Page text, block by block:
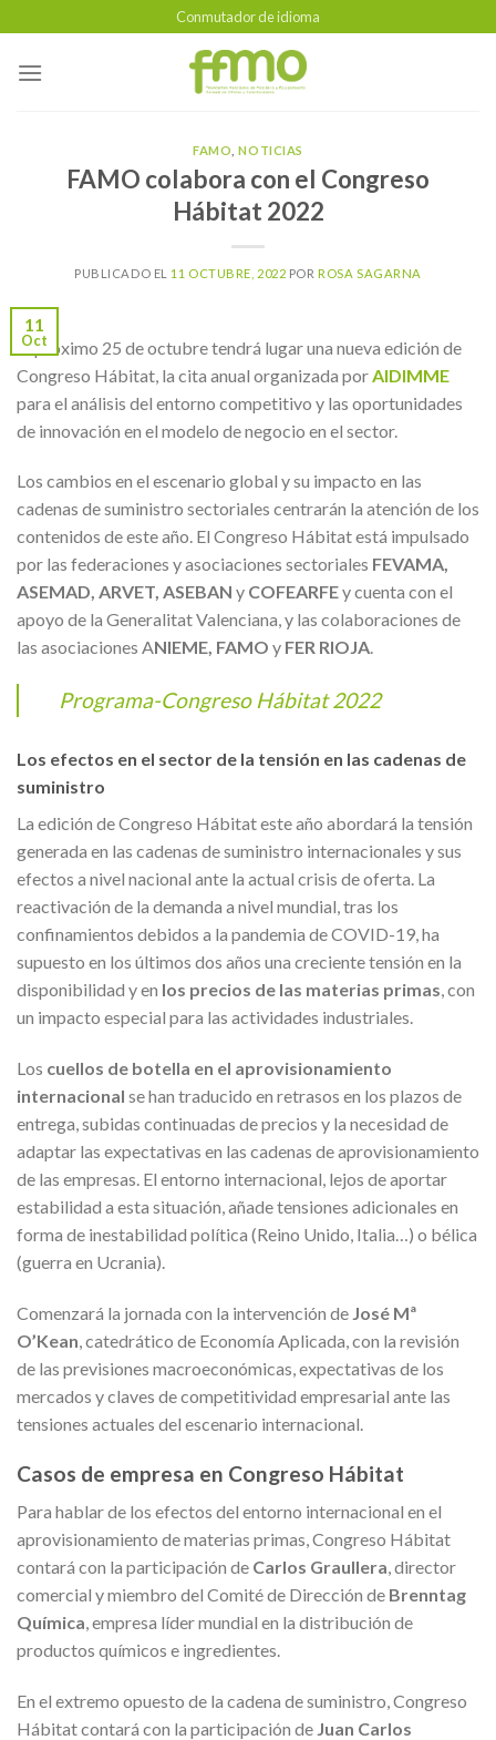
content
Conmutador de idioma
FAMO ,NOTICIAS
FAMO colabora con el Congreso
Hábitat 2022
PUBLICADO EL 11 OCTUBRE, 2022 PORROSA SAGARNA
11
Oct
El próximo 25 de octubre tendrá lugar una nueva edición de
Congreso Hábitat, la cita anual organizada por AIDIMME
para el análisis del entorno competitivo y las oportunidades
de innovación en el modelo de negocio en el sector.
Los cambios en el escenario global y su impacto en las
cadenas de suministro sectoriales centrarán la atención de los
contenidos de este año. El Congreso Hábitat está impulsado
por las federaciones y asociaciones sectoriales FEVAMA,
ASEMAD, ARVET, ASEBAN y COFEARFEy cuenta con el
apoyo de la Generalitat Valenciana, y las colaboraciones de
las asociaciones ANIEME, FAMO y FER RIOJA.
Programa-Congreso Hábitat 2022
Los efectos en el sector de la tensión en las cadenas de
suministro
La edición de Congreso Hábitat este año abordará la tensión
generada en las cadenas de suministro internacionales y sus
efectos a nivel nacional ante la actual crisis de oferta. La
reactivación de la demanda a nivel mundial, tras los
confinamientos debidos a la pandemia de COVID-19, ha
supuesto en los últimos dos años una creciente tensión en la
disponibilidad y en los precios de las materias primas, con
un impacto especial para las actividades industriales.
Los cuellos de botella en el aprovisionamiento
internacional se han traducido en retrasos en los plazos de
entrega, subidas continuadas de precios y la necesidad de
adaptar las expectativas en las cadenas de aprovisionamiento
de las empresas. El entorno internacional, lejos de aportar
estabilidad a esta situación, añade tensiones adicionales en
forma de inestabilidad política (Reino Unido, Italia…) o bélica
(guerra en Ucrania).
Comenzará la jornada con la intervención de José Mª
O’Kean , catedrático de Economía Aplicada, con la revisión
de las previsiones macroeconómicas, expectativas de los
mercados y claves de competitividad empresarial ante las
tensiones actuales del escenario internacional.
Casos de empresa en Congreso Hábitat
Para hablar de los efectos del entorno internacional en el
aprovisionamiento de materias primas, Congreso Hábitat
contará con la participación de Carlos Graullera, director
comercial y miembro del Comité de Dirección de Brenntag
Química, empresa líder mundial en la distribución de
productos químicos e ingredientes.
En el extremo opuesto de la cadena de suministro, Congreso
Hábitat contará con la participación de Juan Carlos